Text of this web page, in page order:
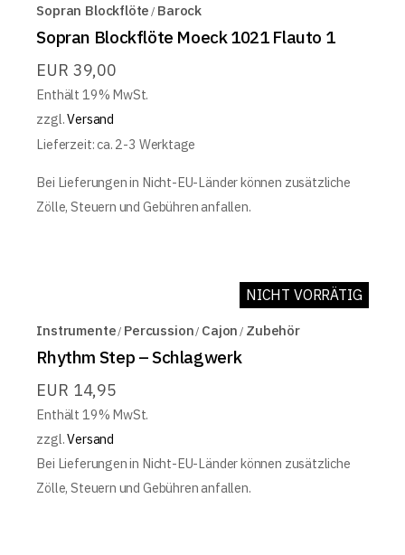
Sopran Blockflöte Barock
Sopran Blockflöte Moeck 1021 Flauto 1
EUR 39,00
Enthält 19% MwSt.
zzgl.Versand
Lieferzeit: ca. 2-3 Werktage
Bei Lieferungen in Nicht-EU-Länder können zusätzliche
Zölle, Steuern und Gebühren anfallen.
NICHT VORRÄTIG
Instrumente Percussion Cajon Zubehör
Rhythm Step – Schlagwerk
EUR 14,95
Enthält 19% MwSt.
zzgl.Versand
Bei Lieferungen in Nicht-EU-Länder können zusätzliche
Zölle, Steuern und Gebühren anfallen.